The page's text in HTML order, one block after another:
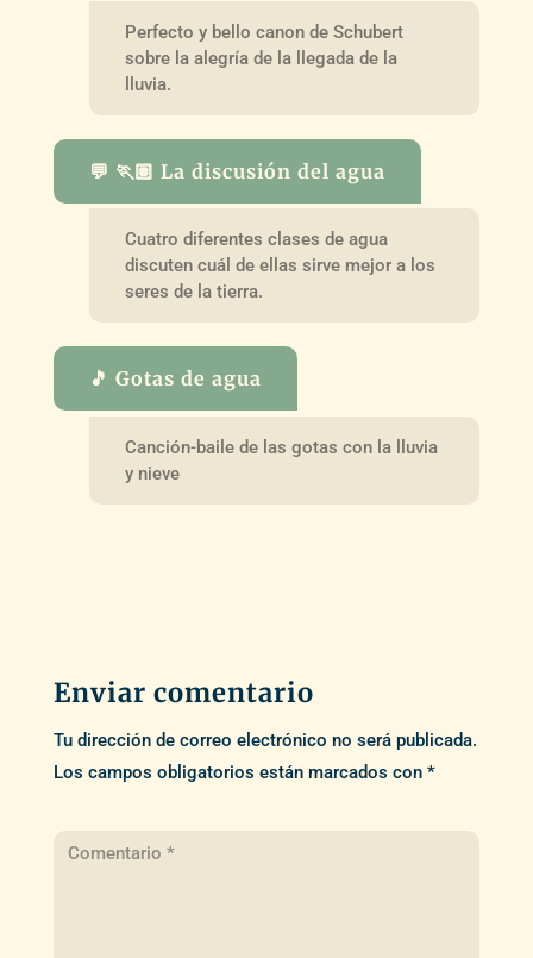
Perfecto y bello canon de Schubert
sobre la alegría de la llegada de la
lluvia.
💬 🏃🏽 La discusión del agua
Cuatro diferentes clases de agua
discuten cuál de ellas sirve mejor a los
seres de la tierra.
🎵 Gotas de agua
Canción-baile de las gotas con la lluvia
y nieve
Enviar comentario
Tu dirección de correo electrónico no será publicada.
Los campos obligatorios están marcados con *